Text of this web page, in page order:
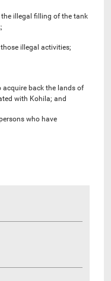
illegal filling of the tank
illegal activities;
acquire back the lands of
with Kohila; and
who have